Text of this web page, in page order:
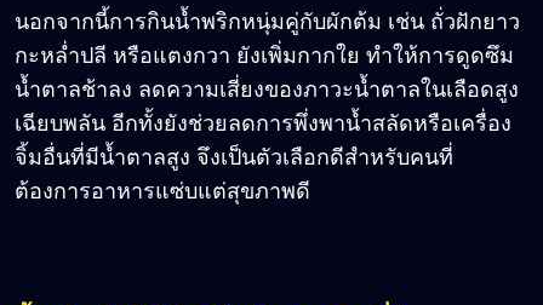
นอกจากนี้การกินน้ำพริกหนุ่มคู่กับผักต้ม เช่น ถั่วฝักยาว
กะหล่ำปลี หรือแตงกวา ยังเพิ่มกากใย ทำให้การดูดซึม
น้ำตาลช้าลง ลดความเสี่ยงของภาวะน้ำตาลในเลือดสูง
เฉียบพลัน อีกทั้งยังช่วยลดการพึ่งพาน้ำสลัดหรือเครื่อง
จิ้มอื่นที่มีน้ำตาลสูง จึงเป็นตัวเลือกดีสำหรับคนที่
ต้องการอาหารแซ่บแต่สุขภาพดี